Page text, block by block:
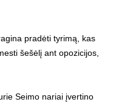
pradėti tyrimą, kas
šešėlį ant opozicijos,
Seimo nariai įvertino